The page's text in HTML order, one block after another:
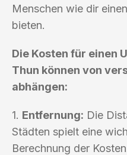
Menschen wie dir
bieten.
Die Kosten für einen
Thun können von
abhängen:
1. Entfernung: Die
Städten spielt eine
Berechnung der